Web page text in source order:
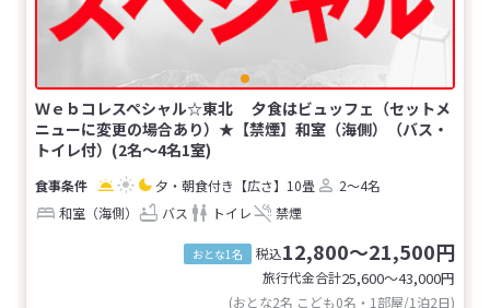
Ｗｅｂコレスペシャル☆東北 夕食はビュッフェ（セットメ
ニューに変更の場合あり）★【禁煙】和室（海側）（バス・
トイレ付）(2名～4名1室)
夕・朝食付き 【広さ】10畳
2～4名
和室（海側）
バス トイレ 禁煙
おとな1名 税込12,800～21,500円
旅行代金合計25,600〜43,000円
(おとな2名 こども0名・1部屋/1泊2日)